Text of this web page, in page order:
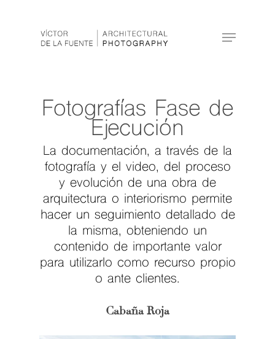
Fotografías Fase de
Ejecución
La documentación, a través de la
fotografía y el video, del proceso
y evolución de una obra de
arquitectura o interiorismo permite
hacer un seguimiento detallado de
la misma, obteniendo un
contenido de importante valor
para utilizarlo como recurso propio
o ante clientes.
Cabaña Roja